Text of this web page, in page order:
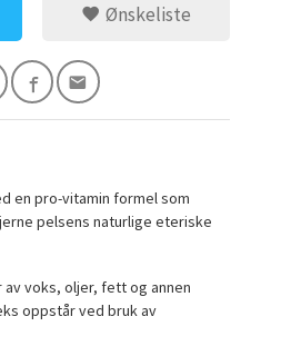
Ønskeliste
en pro-vitamin formel som
pelsens naturlige eteriske
voks, oljer, fett og annen
oppstår ved bruk av